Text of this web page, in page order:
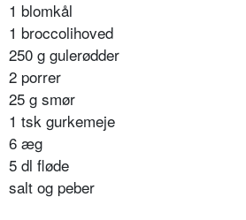
1 blomkål
1 broccolihoved
250 g gulerødder
2 porrer
25 g smør
1 tsk gurkemeje
6 æg
5 dl fløde
salt og peber